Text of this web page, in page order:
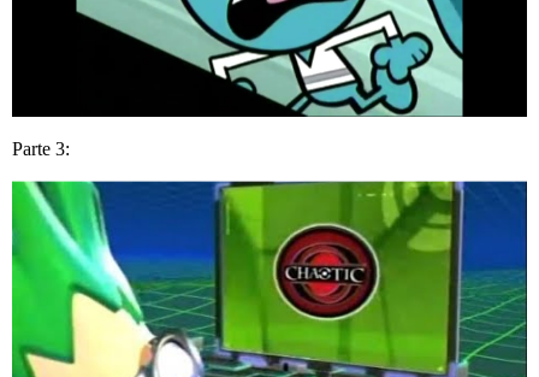
Parte 3: